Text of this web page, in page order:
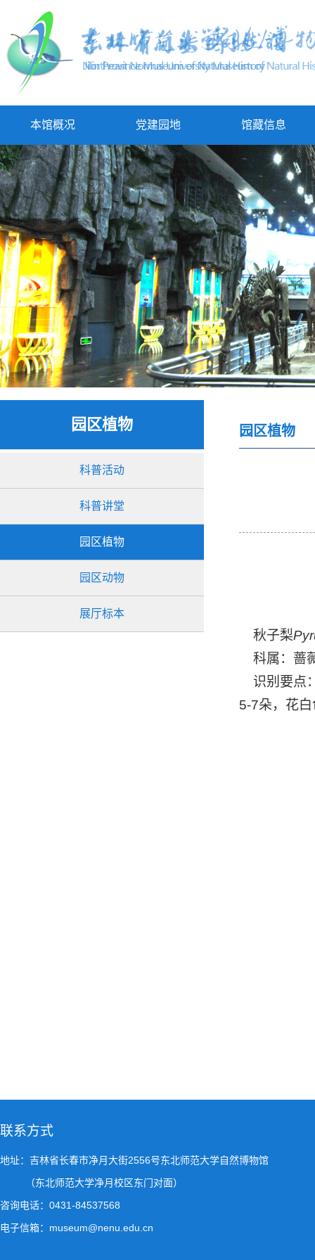
本馆概况 党建园地 馆藏信息
园区植物
科普活动
科普讲堂
园区植物
园区动物
展厅标本
园区植物
秋子梨
科属：蔷
识别要点
5-7朵，花
联系方式
地址：吉林省长春市净月大街2556号东北师范大学自然博物馆
（东北师范大学净月校区东门对面）
咨询电话：0431-84537568
电子信箱：museum@nenu.edu.cn